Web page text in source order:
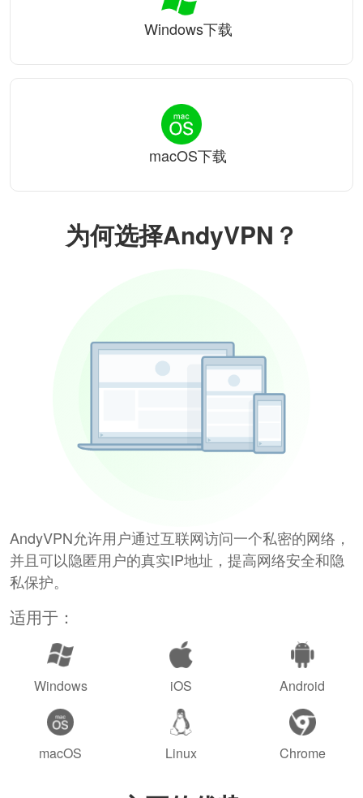
为何选择AndyVPN？
AndyVPN允许用户通过互联网访问一个私密的网络，
并且可以隐匿用户的真实IP地址，提高网络安全和隐
私保护。
适用于：
Windows iOS Android
macOS Linux Chrome
Windows下载
macOS下载